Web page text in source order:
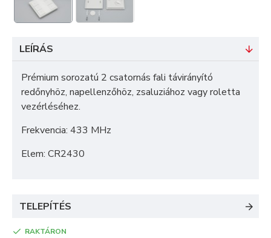
LEÍRÁS
Prémium sorozatú 2 csatornás fali távirányító
redőnyhöz, napellenzőhöz, zsaluziához vagy roletta
vezérléséhez.
Frekvencia: 433 MHz
Elem: CR2430
TELEPÍTÉS
RAKTÁRON